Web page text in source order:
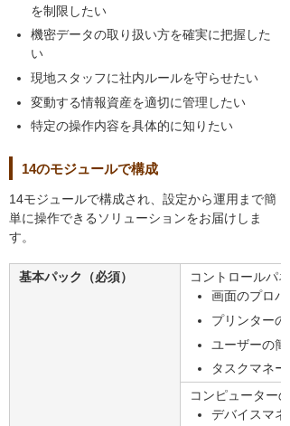
を制限したい
機密データの取り扱い方を確実に把握した
い
現地スタッフに社内ルールを守らせたい
変動する情報資産を適切に管理したい
特定の操作内容を具体的に知りたい
14のモジュールで構成
14モジュールで構成され、設定から運用まで簡
単に操作できるソリューションをお届けしま
す。
基本パック（必須）
コントロールパネ
画面のプロパ
プリンターの
ユーザーの
タスクマネー
コンピューターの
デバイスマネ